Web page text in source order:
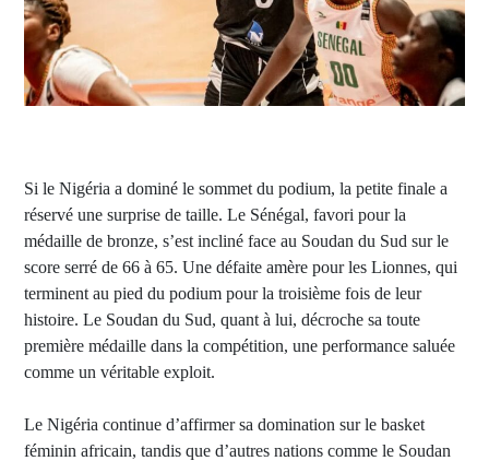
Si le Nigéria a dominé le sommet du podium, la petite finale a
réservé une surprise de taille. Le Sénégal, favori pour la
médaille de bronze, s’est incliné face au Soudan du Sud sur le
score serré de 66 à 65. Une défaite amère pour les Lionnes, qui
terminent au pied du podium pour la troisième fois de leur
histoire. Le Soudan du Sud, quant à lui, décroche sa toute
première médaille dans la compétition, une performance saluée
comme un véritable exploit.
Le Nigéria continue d’affirmer sa domination sur le basket
féminin africain, tandis que d’autres nations comme le Soudan